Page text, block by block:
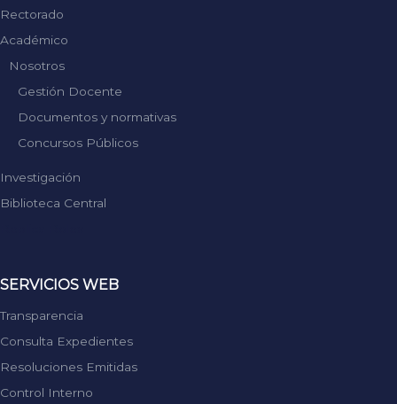
Rectorado
Académico
Nosotros
Gestión Docente
Documentos y normativas
Concursos Públicos
Investigación
Biblioteca Central
SERVICIOS WEB
Transparencia
Consulta Expedientes
Resoluciones Emitidas
Control Interno